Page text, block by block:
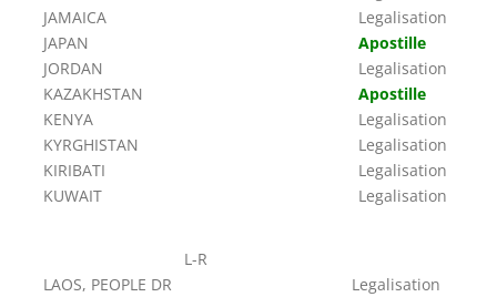
JAMAICA
Legalisation
JAPAN
Apostille
JORDAN
Legalisation
KAZAKHSTAN
Apostille
KENYA
Legalisation
KYRGHISTAN
Legalisation
KIRIBATI
Legalisation
KUWAIT
Legalisation
L-R
LAOS, PEOPLE DR
Legalisation